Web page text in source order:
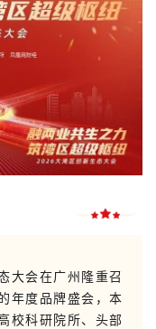
大会在广州隆重召
年度品牌盛会，本
校科研院所、头部